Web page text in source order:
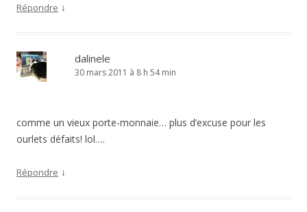
Répondre ↓
dalinele
30 mars 2011 à 8 h 54 min
comme un vieux porte-monnaie… plus d’excuse pour les
ourlets défaits! lol….
Répondre ↓